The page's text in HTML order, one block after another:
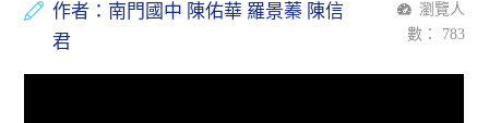
作者：南門國中 陳佑華 羅景蓁 陳信
君
瀏覽人
數： 783